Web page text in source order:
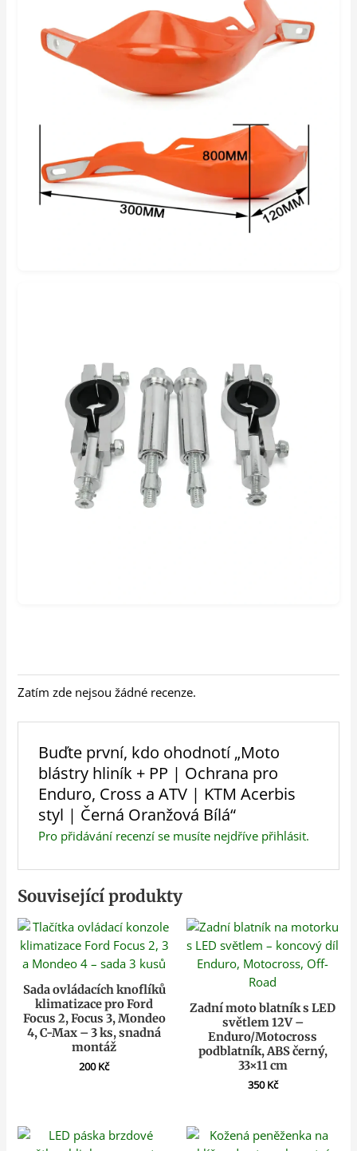
Zatím zde nejsou žádné recenze.
Buďte první, kdo ohodnotí „Moto
blástry hliník + PP | Ochrana pro
Enduro, Cross a ATV | KTM Acerbis
styl | Černá Oranžová Bílá“
Pro přidávání recenzí se musíte nejdříve přihlásit.
Související produkty
Sada ovládacích knoflíků
klimatizace pro Ford
Focus 2, Focus 3, Mondeo
4, C-Max – 3 ks, snadná
montáž
200Kč
Zadní moto blatník s LED
světlem 12V –
Enduro/Motocross
podblatník, ABS černý,
33×11 cm
350Kč